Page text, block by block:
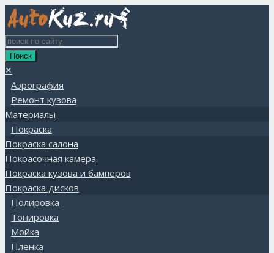
✕
Аэрография
Ремонт кузова
Материалы
Покраска
Покраска салона
Покрасочная камера
Покраска кузова и бамперов
Покраска дисков
Полировка
Тонировка
Мойка
Пленка